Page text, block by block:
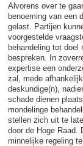
Alvorens over te
benoeming van een
gelast. Partijen
voorgestelde
behandeling tot doel
bespreken. In
expertise een
zal, mede
deskundige(n),
schade dienen
mondelinge
stellen zich uit te
door de Hoge Raad.
minnelijke regeling te